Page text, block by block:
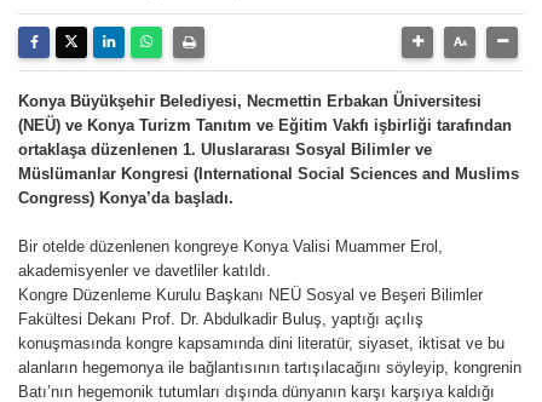
Konya Büyükşehir Belediyesi, Necmettin Erbakan Üniversitesi
(NEÜ) ve Konya Turizm Tanıtım ve Eğitim Vakfı işbirliği tarafından
ortaklaşa düzenlenen 1. Uluslararası Sosyal Bilimler ve
Müslümanlar Kongresi (International Social Sciences and Muslims
Congress) Konya’da başladı.
Bir otelde düzenlenen kongreye Konya Valisi Muammer Erol,
akademisyenler ve davetliler katıldı.
Kongre Düzenleme Kurulu Başkanı NEÜ Sosyal ve Beşeri Bilimler
Fakültesi Dekanı Prof. Dr. Abdulkadir Buluş, yaptığı açılış
konuşmasında kongre kapsamında dini literatür, siyaset, iktisat ve bu
alanların hegemonya ile bağlantısının tartışılacağını söyleyip, kongrenin
Batı’nın hegemonik tutumları dışında dünyanın karşı karşıya kaldığı